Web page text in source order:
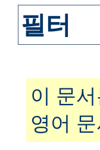
필터
이 문
영어